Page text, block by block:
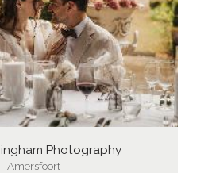
Photography
Amersfoort